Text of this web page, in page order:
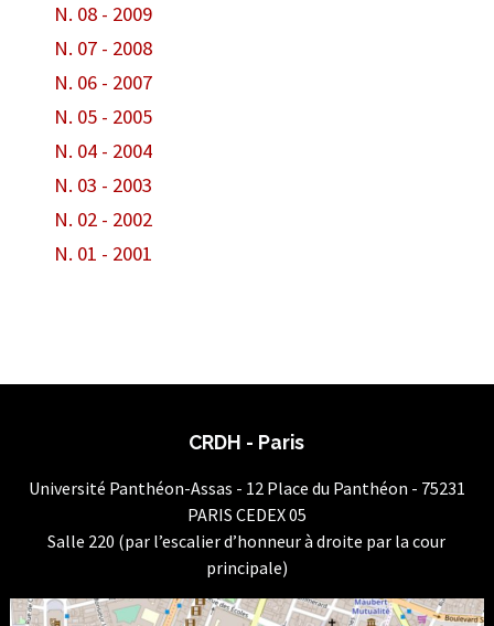
N. 08 - 2009
N. 07 - 2008
N. 06 - 2007
N. 05 - 2005
N. 04 - 2004
N. 03 - 2003
N. 02 - 2002
N. 01 - 2001
CRDH - Paris
Université Panthéon-Assas - 12 Place du Panthéon - 75231
PARIS CEDEX 05
Salle 220 (par l’escalier d’honneur à droite par la cour
principale)